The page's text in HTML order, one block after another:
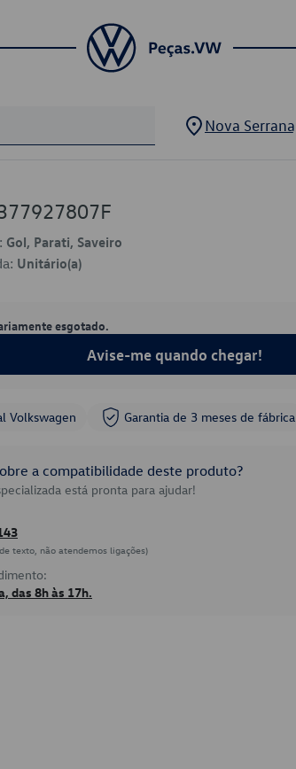
Nova Serrana
Gol, Parati, Saveiro
Unitário(a)
esgotado.
Avise-me quando chegar!
Volkswagen Garantia de 3 meses de fábrica
a compatibilidade deste produto?
está pronta para ajudar!
texto, não atendemos ligações)
das 8h às 17h.